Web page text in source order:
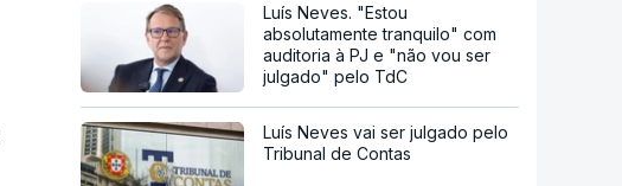
Luís Neves. "Estou
absolutamente tranquilo" com
auditoria à PJ e "não vou ser
julgado" pelo TdC
Luís Neves vai ser julgado pelo
Tribunal de Contas